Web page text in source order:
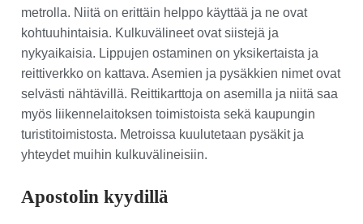
metrolla. Niitä on erittäin helppo käyttää ja ne ovat
kohtuuhintaisia. Kulkuvälineet ovat siistejä ja
nykyaikaisia. Lippujen ostaminen on yksikertaista ja
reittiverkko on kattava. Asemien ja pysäkkien nimet ovat
selvästi nähtävillä. Reittikarttoja on asemilla ja niitä saa
myös liikennelaitoksen toimistoista sekä kaupungin
turistitoimistosta. Metroissa kuulutetaan pysäkit ja
yhteydet muihin kulkuvälineisiin.
Apostolin kyydillä